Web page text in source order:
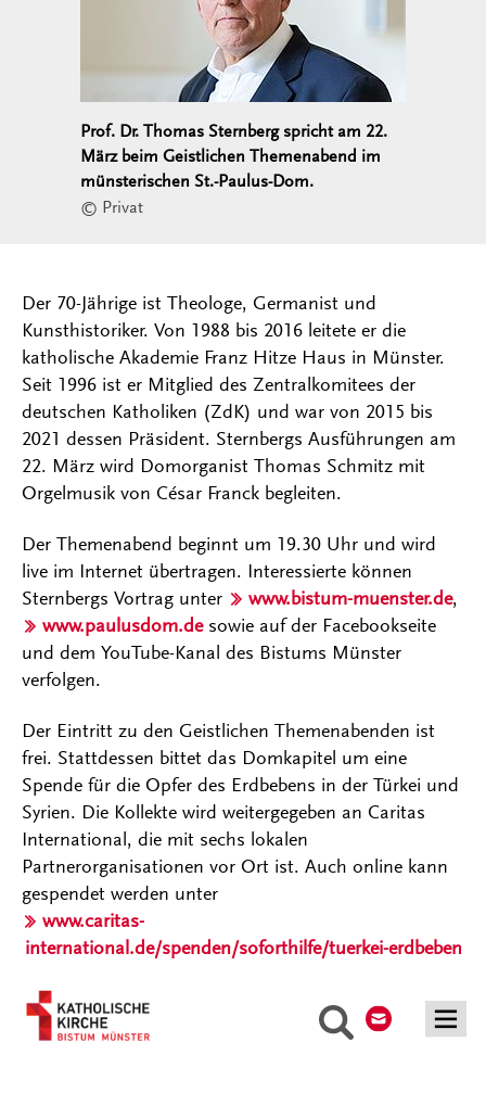
Suche
Prof. Dr. Thomas Sternberg spricht am 22.
März beim Geistlichen Themenabend im
münsterischen St.-Paulus-Dom.
© Privat
Der 70-Jährige ist Theologe, Germanist und
Kunsthistoriker. Von 1988 bis 2016 leitete er die
katholische Akademie Franz Hitze Haus in Münster.
Seit 1996 ist er Mitglied des Zentralkomitees der
deutschen Katholiken (ZdK) und war von 2015 bis
2021 dessen Präsident. Sternbergs Ausführungen am
22. März wird Domorganist Thomas Schmitz mit
Orgelmusik von César Franck begleiten.
Der Themenabend beginnt um 19.30 Uhr und wird
live im Internet übertragen. Interessierte können
Sternbergs Vortrag unter
www.bistum-muenster.de,
www.paulusdom.desowie auf der Facebookseite
und dem YouTube-Kanal des Bistums Münster
verfolgen.
Der Eintritt zu den Geistlichen Themenabenden ist
frei. Stattdessen bittet das Domkapitel um eine
Spende für die Opfer des Erdbebens in der Türkei und
Syrien. Die Kollekte wird weitergegeben an Caritas
International, die mit sechs lokalen
Partnerorganisationen vor Ort ist. Auch online kann
gespendet werden unter
www.caritas-
international.de/spenden/soforthilfe/tuerkei-erdbeben